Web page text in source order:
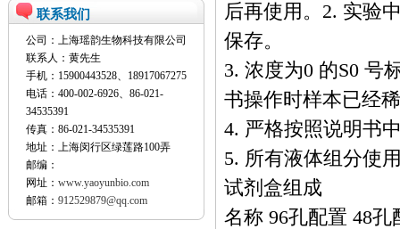
联系我们
公司：上海瑶韵生物科技有限公司
联系人：黄先生
手机：15900443528、18917067275
电话：400-002-6926、86-021-
34535391
传真：86-021-34535391
地址：上海闵行区绿莲路100弄
邮编：
网址： www.yaoyunbio.com
邮箱： 912529879@qq.com
后再使用。2. 实验
保存。
3. 浓度为0 的S0 号
书操作时样本已经
4. 严格按照说明书
5. 所有液体组分使
试剂盒组成
名称 96孔配置 48孔